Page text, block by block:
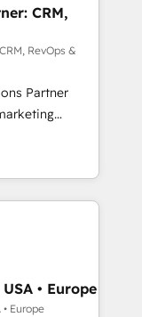
and
- Custom
automation.
lead
across
Hubs. -
and
scale, and
CRM,
RevOps &
Partner
data
automation,
Digital
and
across
• Europe
Europe